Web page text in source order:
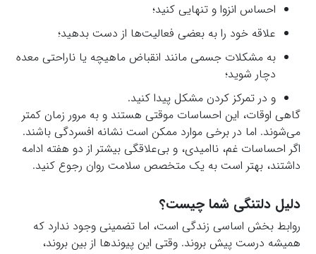
احساس انزوا و تنهایی کنید؛
علاقه خود را به بعضی فعالیت‌ها از دست بدهید؛
به مشکلات جسمی مانند انقباض ماهیچه یا ناراحتی معده
دچار شوید؛
و در تمرکز کردن مشکل پیدا کنید.
گاهی اوقات، این احساسات موقتی هستند و به مرور زمان کمتر
می‌شوند. اما در برخی موارد ممکن است نشانه افسردگی باشند.
اگر احساسات غم، ناامیدی، و بی‌علاقگی بیشتر از دو هفته ادامه
داشتند، بهتر است به یک متخصص سلامت روان رجوع کنید.
دلیل دلتنگی شما چیست؟
روابط بخش اساسی زندگی است، اما تضمینی وجود ندارد که
همیشه درست پیش بروند. وقتی این پیوندها از بین بروند،